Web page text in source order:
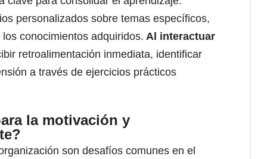
personalizados sobre temas específicos,
conocimientos adquiridos. Al interactuar
retroalimentación inmediata, identificar
a través de ejercicios prácticos
la motivación y
son desafíos comunes en el